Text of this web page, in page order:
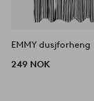
EMMY dusjforheng
249 NOK